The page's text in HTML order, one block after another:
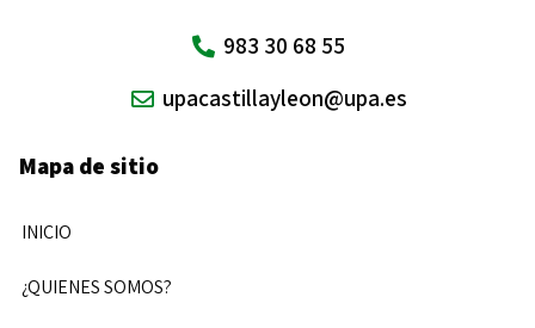
983 30 68 55
upacastillayleon@upa.es
Mapa de sitio
INICIO
¿QUIENES SOMOS?